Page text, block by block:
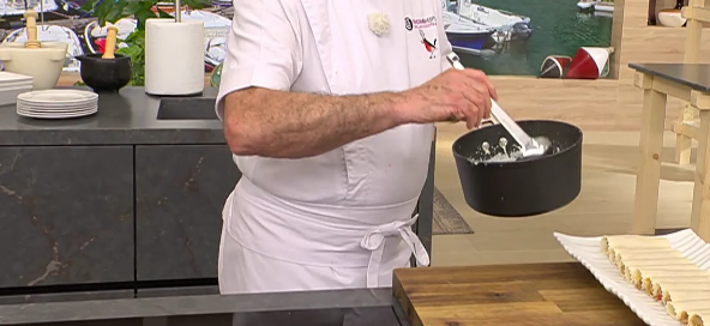
2024, 18:02 WhatsappFacebook
es algo que se utiliza para muchas recetas, desde